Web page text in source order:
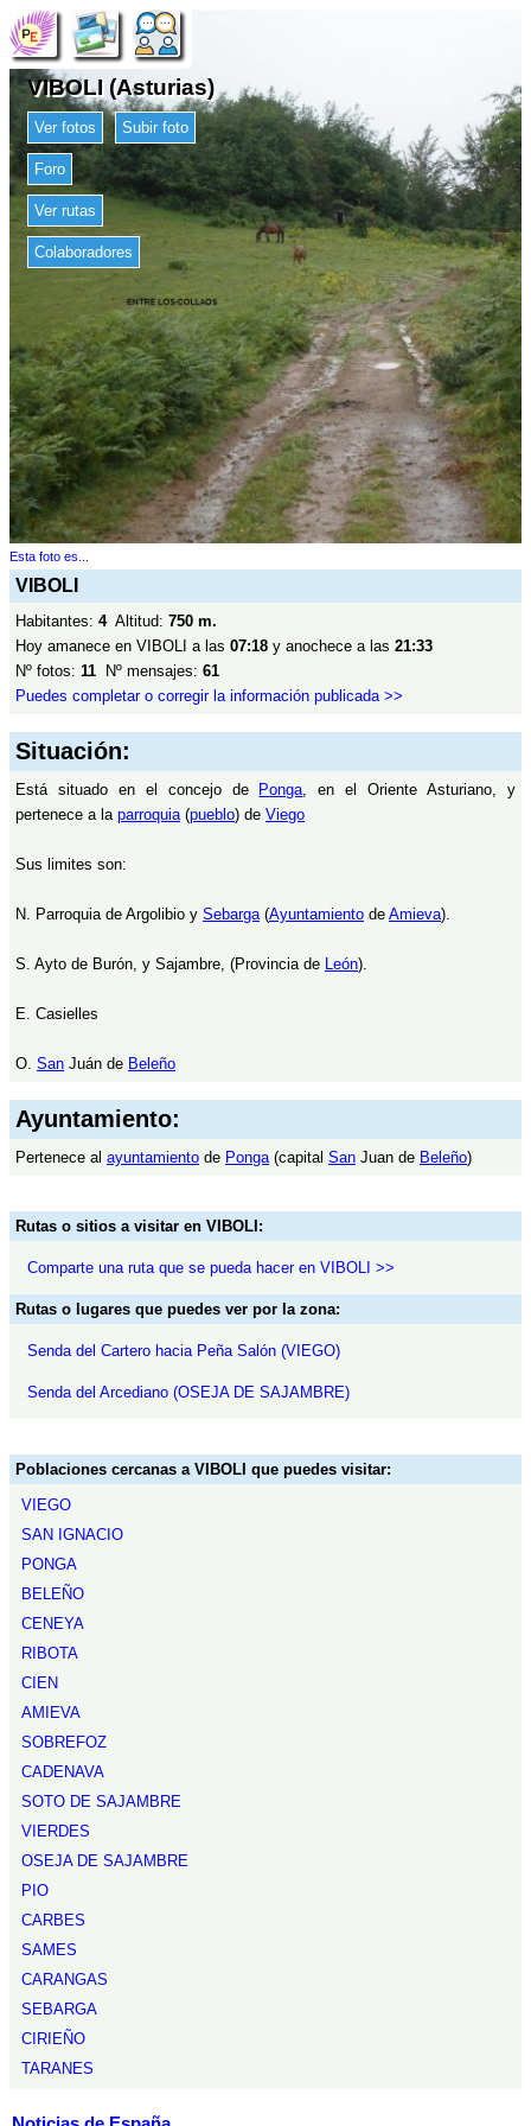
VIBOLI (Asturias)
Ver fotos Subir foto
Foro
Ver rutas
Colaboradores
Esta foto es...
VIBOLI
Habitantes: 4Altitud: 750 m.
Hoy amanece en VIBOLI a las 07:18 y anochece a las 21:33
Nº fotos: 11 Nº mensajes: 61
Puedes completar o corregir la información publicada >>
Situación:
Está situado en el concejo de Ponga, en el Oriente Asturiano, y
pertenece a la parroquia(pueblo) de Viego
Sus limites son:
N. Parroquia de Argolibio y Sebarga(Ayuntamiento de Amieva).
S. Ayto de Burón, y Sajambre, (Provincia de León).
E. Casielles
O. San Juán de Beleño
Ayuntamiento:
Pertenece al ayuntamiento de Ponga(capital San Juan de Beleño)
Rutas o sitios a visitar en VIBOLI:
Comparte una ruta que se pueda hacer en VIBOLI >>
Rutas o lugares que puedes ver por la zona:
Senda del Cartero hacia Peña Salón (VIEGO)
Senda del Arcediano (OSEJA DE SAJAMBRE)
Poblaciones cercanas a VIBOLI que puedes visitar:
VIEGO
SAN IGNACIO
PONGA
BELEÑO
CENEYA
RIBOTA
CIEN
AMIEVA
SOBREFOZ
CADENAVA
SOTO DE SAJAMBRE
VIERDES
OSEJA DE SAJAMBRE
PIO
CARBES
SAMES
CARANGAS
SEBARGA
CIRIEÑO
TARANES